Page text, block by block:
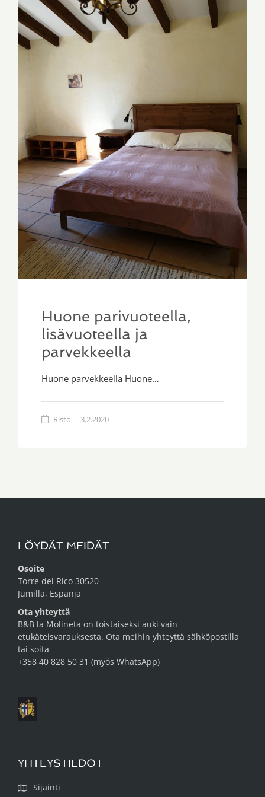
Huone parivuoteella,
lisävuoteella ja
parvekkeella
Huone parvekkeella Huone…
Risto 3.2.2020
LÖYDÄT MEIDÄT
Osoite
Torre del Rico 30520
Jumilla, Espanja
Ota yhteyttä
B&B la Molineta on toistaiseksi auki vain
etukäteisvarauksesta. Ota meihin yhteyttä sähköpostilla
tai soita
+358 40 828 50 31 (myös WhatsApp)
YHTEYSTIEDOT
Sijainti